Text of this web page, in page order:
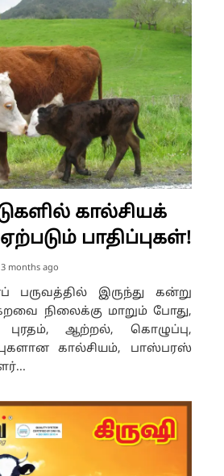
கால்சியக்
பாதிப்புகள்!
3 months ago
பருவத்தில் இருந்து கன்று
நிலைக்கு மாறும் போது,
ஆற்றல், கொழுப்பு,
கால்சியம், பாஸ்பரஸ்